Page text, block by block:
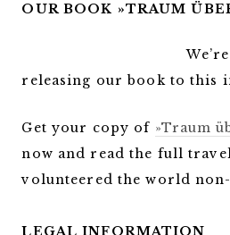
OUR BOOK »TRAUM
releasing our book to this
Get your copy of »Traum
now and read the full
volunteered the world
LEGAL INFORMATION